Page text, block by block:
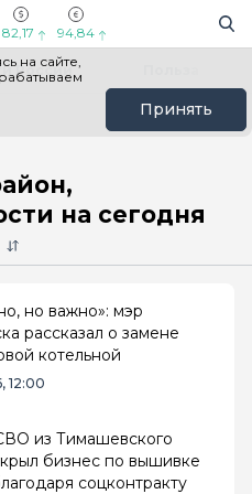
82,17 94,84
на сайте,
Принять
России
на сегодня
но важно»: мэр
рассказал о замене
котельной
12:00
из Тимашевского
бизнес по вышивке
соцконтракту